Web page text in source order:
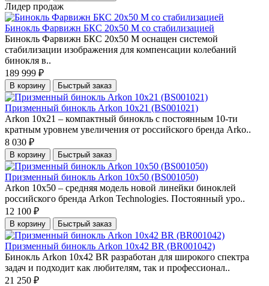
Лидер продаж
Бинокль Фарвижн БКС 20x50 М со стабилизацией
Бинокль Фарвижн БКС 20x50 М оснащен системой
стабилизации изображения для компенсации колебаний
бинокля в..
189 999 ₽
В корзину Быстрый заказ
Призменный бинокль Arkon 10x21 (BS001021)
Arkon 10х21 – компактный бинокль с постоянным 10-ти
кратным уровнем увеличения от российского бренда Arko..
8 030 ₽
В корзину Быстрый заказ
Призменный бинокль Arkon 10x50 (BS001050)
Arkon 10х50 – средняя модель новой линейки биноклей
российского бренда Arkon Technologies. Постоянный уро..
12 100 ₽
В корзину Быстрый заказ
Призменный бинокль Arkon 10х42 BR (BR001042)
Бинокль Arkon 10x42 BR разработан для широкого спектра
задач и подходит как любителям, так и профессионал..
21 250 ₽